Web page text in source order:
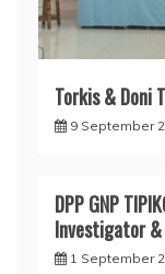
Torkis & Doni
9 September
DPP GNP
Investigator &
1 September